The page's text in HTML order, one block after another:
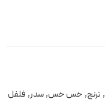
, ترنج, خس خس,سدر, فلفل